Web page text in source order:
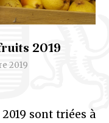
2019
2019
sont triées à